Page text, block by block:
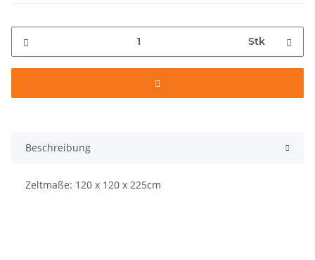
Stk
Beschreibung
Zeltmaße: 120 x 120 x 225cm